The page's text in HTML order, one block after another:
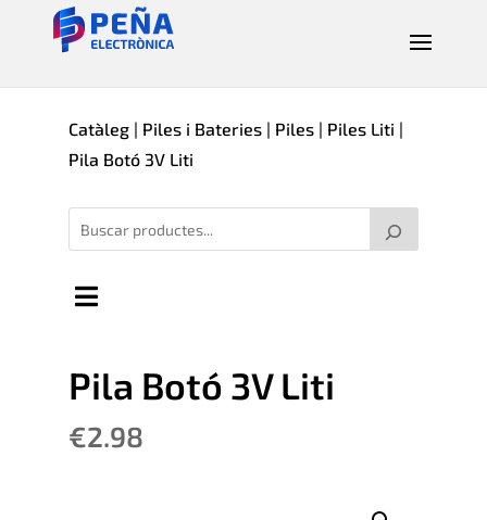
Catàleg| Piles i Bateries| Piles| Piles Liti |
Pila Botó 3V Liti
Pila Botó 3V Liti
€2.98